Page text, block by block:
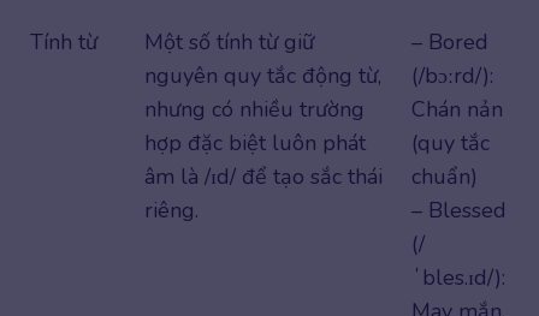
Tính từ
Một số tính từ giữ
nguyên quy tắc động từ,
nhưng có nhiều trường
hợp đặc biệt luôn phát
âm là /ɪd/ để tạo sắc thái
riêng.
– Bored
(/bɔːrd/):
Chán nản
(quy tắc
chuẩn)
– Blessed
(/
ˈbles.ɪd/):